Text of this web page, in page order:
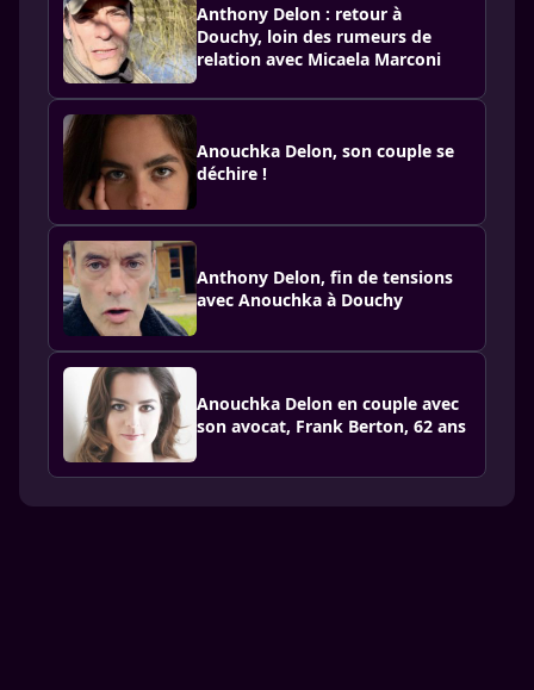
Anthony Delon : retour à
Douchy, loin des rumeurs de
relation avec Micaela Marconi
Anouchka Delon, son couple se
déchire !
Anthony Delon, fin de tensions
avec Anouchka à Douchy
Anouchka Delon en couple avec
son avocat, Frank Berton, 62 ans